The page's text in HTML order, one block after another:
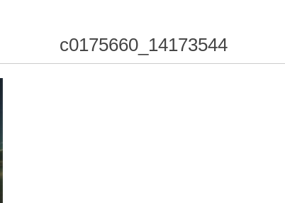
c0175660_14173544